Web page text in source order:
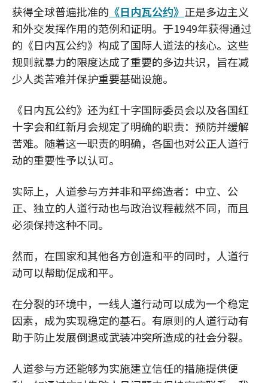
获得全球普遍批准的 《日内瓦公约》 正是多边主义
和外交发挥作用的范例和证明。于1949年获得通过
的《日内瓦公约》构成了国际人道法的核心。这些
规则就暴力的限度达成了重要的多边共识，旨在减
少人类苦难并保护重要基础设施。
《日内瓦公约》还为红十字国际委员会以及各国红
十字会和红新月会规定了明确的职责：预防并缓解
苦难。随着这一职责的明确，各国也对公正人道行
动的重要性予以认可。
实际上，人道参与方并非和平缔造者：中立、公
正、独立的人道行动也与政治议程截然不同，而且
必须保持这种不同。
然而，在国家和其他各方创造和平的同时，人道行
动可以帮助促成和平。
在分裂的环境中，一线人道行动可以成为一个稳定
因素，成为实现稳定的基石。有原则的人道行动有
助于防止发展倒退或武装冲突所造成的社会分裂。
人道参与方还能够为实施建立信任的措施提供便